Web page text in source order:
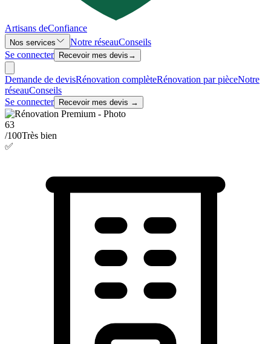
Artisans deConfiance
Nos services Notre réseauConseils
Se connecter
Recevoir mes devis →
Demande de devisRénovation complèteRénovation par pièceNotre
réseauConseils
Se connecter
Recevoir mes devis →
63
/100Très bien
✅